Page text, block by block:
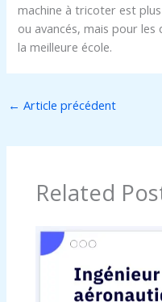
machine à tricoter est
ou avancés, mais pour
la meilleure école.
← Article précédent
Related